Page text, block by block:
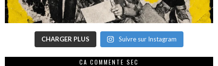
CHARGER PLUS Suivre sur Instagram
CA COMMENTE SEC